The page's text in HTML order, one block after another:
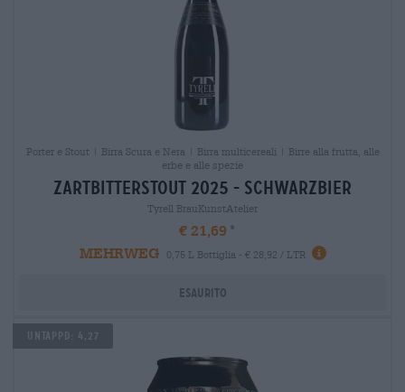
Porter e Stout | Birra Scura e Nera | Birra multicereali | Birre alla frutta, alle
erbe e alle spezie
zartbitterstout 2025 - schwarzbier
Tyrell BrauKunstAtelier
€ 21,69
MEHRWEG
0,75 L Bottiglia - € 28,92 / LTR
Esaurito
Untappd: 4,27